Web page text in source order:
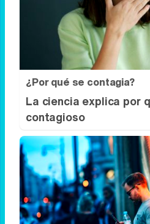
9 apps que valen oro
No son populares,
extraordinariamente
¿Por qué se contagia?